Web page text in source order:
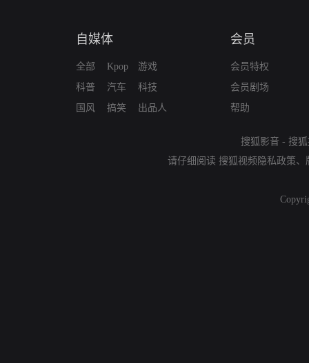
自媒体
全部
科普
国风
Kpop
汽车
搞笑
游戏
科技
出品人
会员
会员特权
会员剧场
帮助
搜狐影音 - 搜
请仔细阅读 搜狐视频隐私政策、